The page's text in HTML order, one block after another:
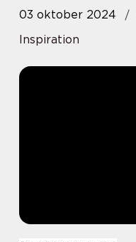
03 oktober 2024
Inspiration